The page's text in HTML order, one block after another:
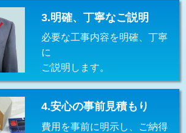
栓） 13,200円
水栓） 16,500円
水器・分岐水栓） 16,500円
ド止め)
3.明確、丁寧なご説明
必要な工事内容を明確、丁寧
に
ご説明します。
4.安心の事前見積もり
費用を事前に明示し、ご納得